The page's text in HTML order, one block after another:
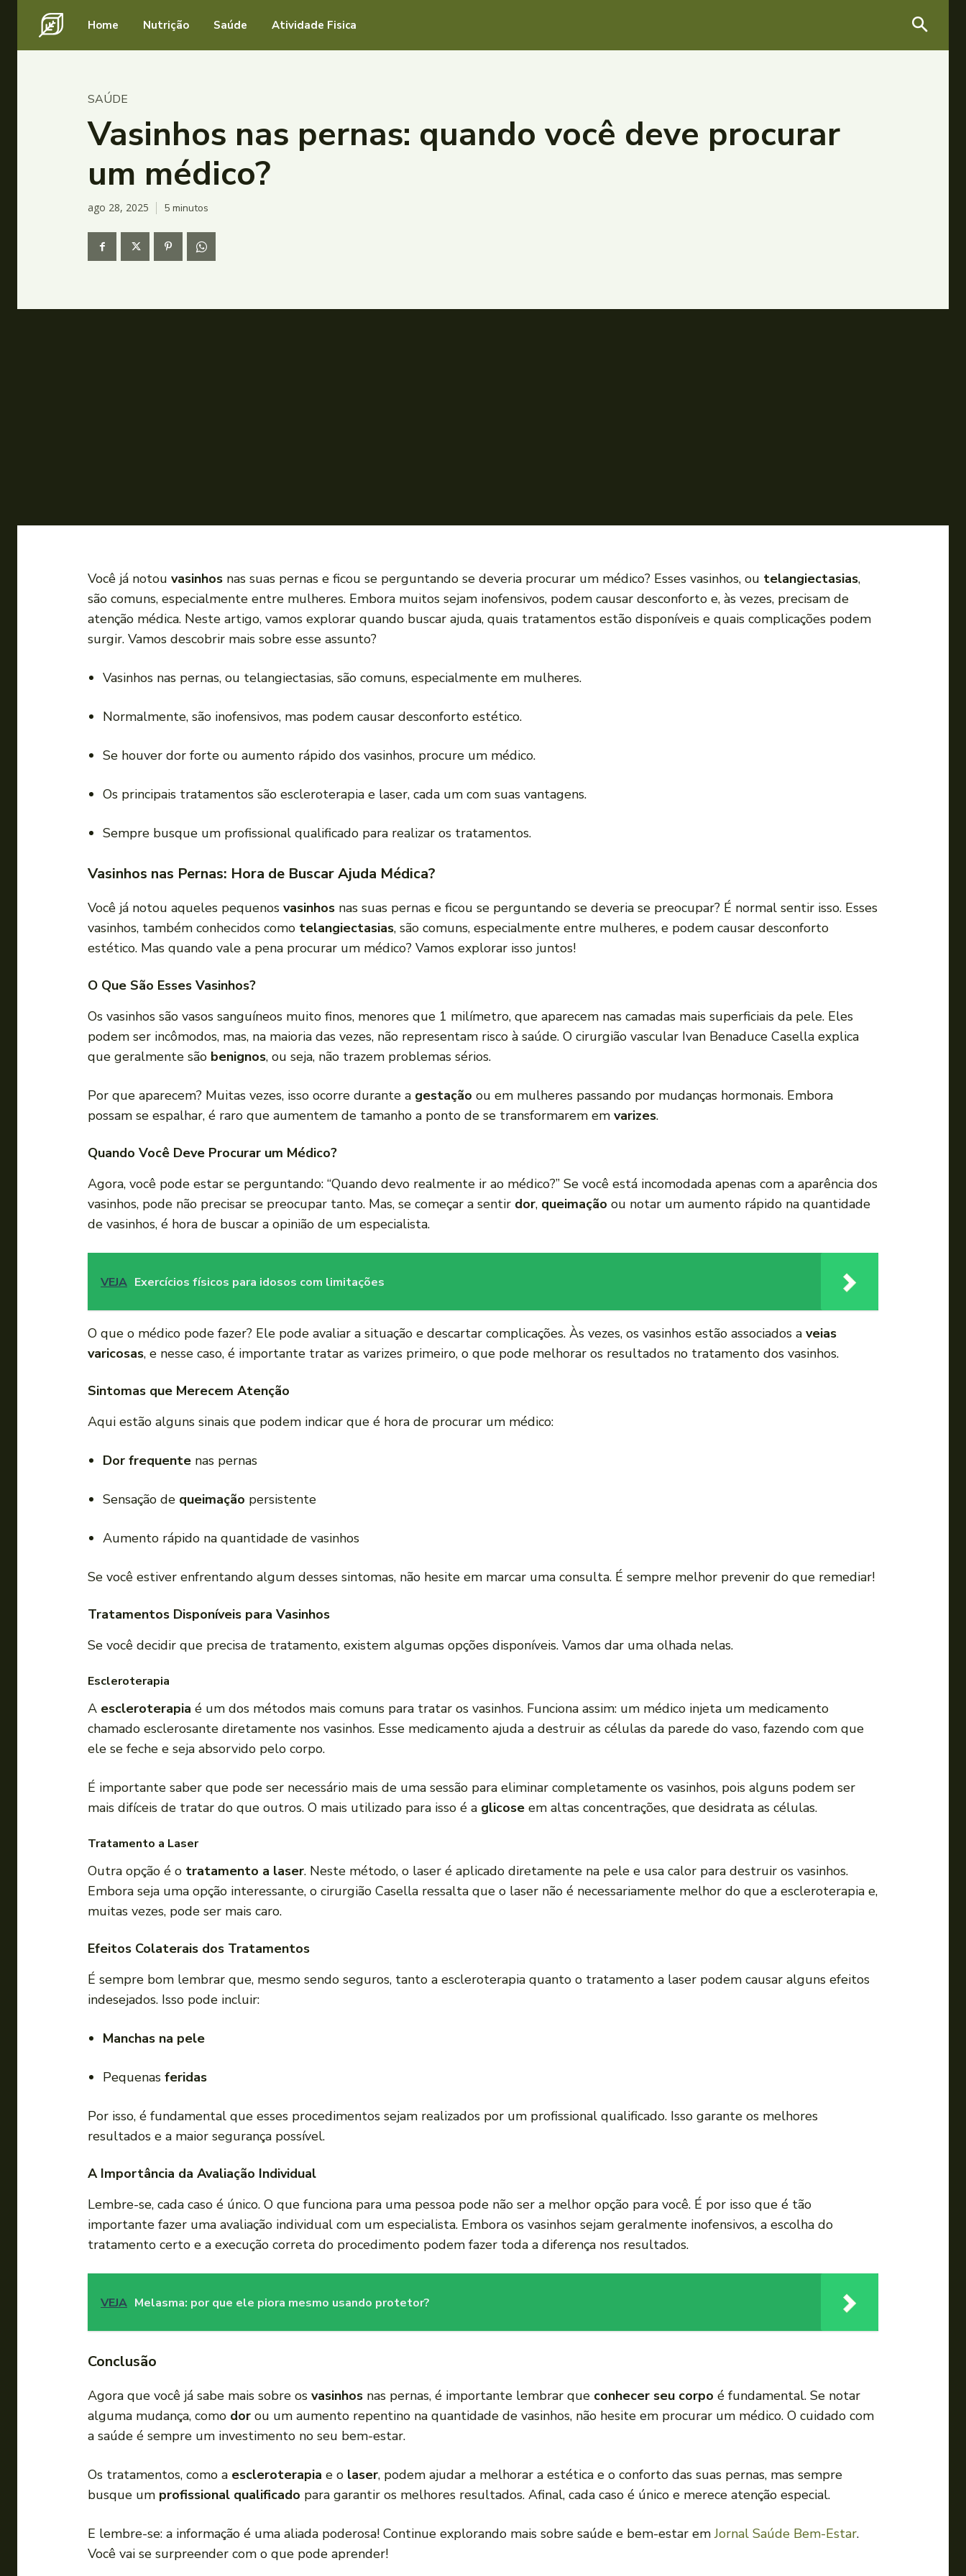
Home Nutrição Saúde Atividade Fisica
SAÚDE
Vasinhos nas pernas: quando você deve procurar
um médico?
ago 28, 2025 5 minutos
Você já notou vasinhos nas suas pernas e ficou se perguntando se deveria procurar um médico? Esses vasinhos, ou telangiectasias,
são comuns, especialmente entre mulheres. Embora muitos sejam inofensivos, podem causar desconforto e, às vezes, precisam de
atenção médica. Neste artigo, vamos explorar quando buscar ajuda, quais tratamentos estão disponíveis e quais complicações podem
surgir. Vamos descobrir mais sobre esse assunto?
Vasinhos nas pernas, ou telangiectasias, são comuns, especialmente em mulheres.
Normalmente, são inofensivos, mas podem causar desconforto estético.
Se houver dor forte ou aumento rápido dos vasinhos, procure um médico.
Os principais tratamentos são escleroterapia e laser, cada um com suas vantagens.
Sempre busque um profissional qualificado para realizar os tratamentos.
Vasinhos nas Pernas: Hora de Buscar Ajuda Médica?
Você já notou aqueles pequenos vasinhos nas suas pernas e ficou se perguntando se deveria se preocupar? É normal sentir isso. Esses
vasinhos, também conhecidos como telangiectasias, são comuns, especialmente entre mulheres, e podem causar desconforto
estético. Mas quando vale a pena procurar um médico? Vamos explorar isso juntos!
O Que São Esses Vasinhos?
Os vasinhos são vasos sanguíneos muito finos, menores que 1 milímetro, que aparecem nas camadas mais superficiais da pele. Eles
podem ser incômodos, mas, na maioria das vezes, não representam risco à saúde. O cirurgião vascular Ivan Benaduce Casella explica
que geralmente são benignos, ou seja, não trazem problemas sérios.
Por que aparecem? Muitas vezes, isso ocorre durante a gestação ou em mulheres passando por mudanças hormonais. Embora
possam se espalhar, é raro que aumentem de tamanho a ponto de se transformarem em varizes.
Quando Você Deve Procurar um Médico?
Agora, você pode estar se perguntando: “Quando devo realmente ir ao médico?” Se você está incomodada apenas com a aparência dos
vasinhos, pode não precisar se preocupar tanto. Mas, se começar a sentir dor, queimação ou notar um aumento rápido na quantidade
de vasinhos, é hora de buscar a opinião de um especialista.
VEJA Exercícios físicos para idosos com limitações
O que o médico pode fazer? Ele pode avaliar a situação e descartar complicações. Às vezes, os vasinhos estão associados a veias
varicosas, e nesse caso, é importante tratar as varizes primeiro, o que pode melhorar os resultados no tratamento dos vasinhos.
Sintomas que Merecem Atenção
Aqui estão alguns sinais que podem indicar que é hora de procurar um médico:
Dor frequente nas pernas
Sensação de queimação persistente
Aumento rápido na quantidade de vasinhos
Se você estiver enfrentando algum desses sintomas, não hesite em marcar uma consulta. É sempre melhor prevenir do que remediar!
Tratamentos Disponíveis para Vasinhos
Se você decidir que precisa de tratamento, existem algumas opções disponíveis. Vamos dar uma olhada nelas.
Escleroterapia
A escleroterapia é um dos métodos mais comuns para tratar os vasinhos. Funciona assim: um médico injeta um medicamento
chamado esclerosante diretamente nos vasinhos. Esse medicamento ajuda a destruir as células da parede do vaso, fazendo com que
ele se feche e seja absorvido pelo corpo.
É importante saber que pode ser necessário mais de uma sessão para eliminar completamente os vasinhos, pois alguns podem ser
mais difíceis de tratar do que outros. O mais utilizado para isso é a glicose em altas concentrações, que desidrata as células.
Tratamento a Laser
Outra opção é o tratamento a laser. Neste método, o laser é aplicado diretamente na pele e usa calor para destruir os vasinhos.
Embora seja uma opção interessante, o cirurgião Casella ressalta que o laser não é necessariamente melhor do que a escleroterapia e,
muitas vezes, pode ser mais caro.
Efeitos Colaterais dos Tratamentos
É sempre bom lembrar que, mesmo sendo seguros, tanto a escleroterapia quanto o tratamento a laser podem causar alguns efeitos
indesejados. Isso pode incluir:
Manchas na pele
Pequenas feridas
Por isso, é fundamental que esses procedimentos sejam realizados por um profissional qualificado. Isso garante os melhores
resultados e a maior segurança possível.
A Importância da Avaliação Individual
Lembre-se, cada caso é único. O que funciona para uma pessoa pode não ser a melhor opção para você. É por isso que é tão
importante fazer uma avaliação individual com um especialista. Embora os vasinhos sejam geralmente inofensivos, a escolha do
tratamento certo e a execução correta do procedimento podem fazer toda a diferença nos resultados.
VEJA Melasma: por que ele piora mesmo usando protetor?
Conclusão
Agora que você já sabe mais sobre os vasinhos nas pernas, é importante lembrar que conhecer seu corpo é fundamental. Se notar
alguma mudança, como dor ou um aumento repentino na quantidade de vasinhos, não hesite em procurar um médico. O cuidado com
a saúde é sempre um investimento no seu bem-estar.
Os tratamentos, como a escleroterapia e o laser, podem ajudar a melhorar a estética e o conforto das suas pernas, mas sempre
busque um profissional qualificado para garantir os melhores resultados. Afinal, cada caso é único e merece atenção especial.
E lembre-se: a informação é uma aliada poderosa! Continue explorando mais sobre saúde e bem-estar emJornal Saúde Bem-Estar.
Você vai se surpreender com o que pode aprender!